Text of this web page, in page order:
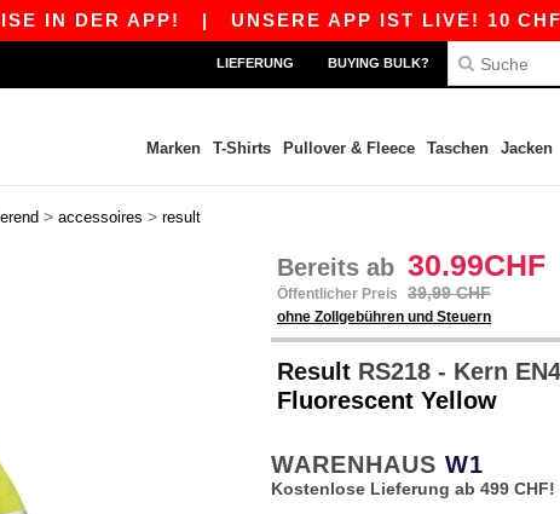
DER APP! |UNSERE APP IST LIVE! 10 CHF
LIEFERUNG BUYING BULK?
Marken T-Shirts Pullover & Fleece Taschen Jacken
> accessoires > result
Bereits ab 30.99CHF
Öffentlicher Preis 39,99 CHF
ohne Zollgebühren und Steuern
Result RS218 - Kern
Fluorescent Yellow
WARENHAUS W1
Kostenlose Lieferung ab 499 CHF!